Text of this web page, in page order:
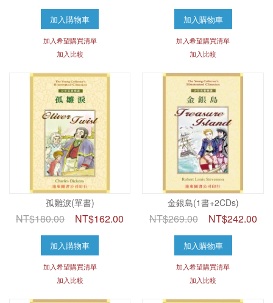
加入購物車
加入希望購買清單
加入比較
加入購物車
加入希望購買清單
加入比較
孤雛淚(單書)
NT$180.00 NT$162.00
加入購物車
加入希望購買清單
加入比較
金銀島(1書+2CDs)
NT$269.00 NT$242.00
加入購物車
加入希望購買清單
加入比較